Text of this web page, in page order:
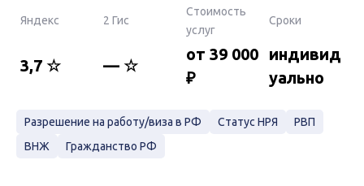
Яндекс 2 Гис
Стоимость
услуг
Сроки
3,7 ☆ — ☆
от 39 000
₽
индивид
уально
Разрешение на работу/виза в РФ Статус НРЯ
РВП
ВНЖ
Гражданство РФ